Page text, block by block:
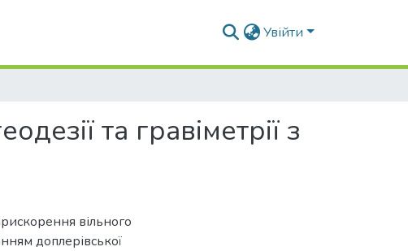
Увійти
та гравіметрії з
вільного
доплерівської